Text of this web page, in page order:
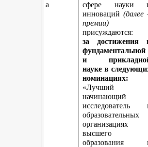
а
сфере науки
инноваций(далее
премии)
присуждаются:
за достижения
фундаментальной
и
наукев
номинациях:
«Лучший
начинающий
исследователь
образовательных
организациях
высшего
образования